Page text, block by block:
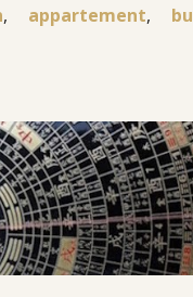
, appartement,